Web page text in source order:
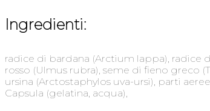
Ingredienti:
radice di bardana (Arctium lappa), radice
rosso (Ulmus rubra), seme di fieno greco
ursina (Arctostaphylos uva-ursi), parti
Capsula (gelatina, acqua),